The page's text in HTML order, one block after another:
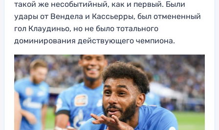
такой же несобытийный, как и первый. Были
удары от Вендела и Кассьерры, был отмененный
гол Клаудиньо, но не было тотального
доминирования действующего чемпиона.